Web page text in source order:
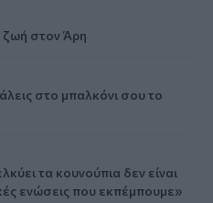
ζωή στον Άρη
στο μπαλκόνι σου το
τα κουνούπια δεν είναι
ενώσεις που εκπέμπουμε»